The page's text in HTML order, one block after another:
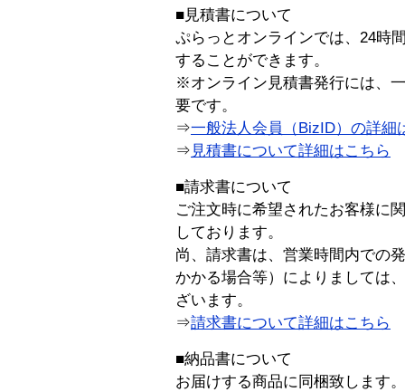
■見積書について
ぷらっとオンラインでは、24時
することができます。
※オンライン見積書発行には、
要です。
⇒一般法人会員（BizID）の詳細
⇒ 見積書について詳細はこちら
■請求書について
ご注文時に希望されたお客様に
しております。
尚、請求書は、営業時間内での
かかる場合等）によりましては
ざいます。
⇒請求書について詳細はこちら
■納品書について
お届けする商品に同梱致します。